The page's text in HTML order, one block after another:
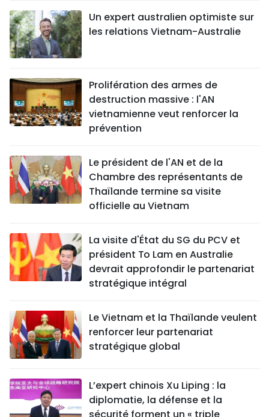
Un expert australien optimiste sur
les relations Vietnam-Australie
Prolifération des armes de
destruction massive : l'AN
vietnamienne veut renforcer la
prévention
Le président de l'AN et de la
Chambre des représentants de
Thaïlande termine sa visite
officielle au Vietnam
La visite d'État du SG du PCV et
président To Lam en Australie
devrait approfondir le partenariat
stratégique intégral
Le Vietnam et la Thaïlande veulent
renforcer leur partenariat
stratégique global
L’expert chinois Xu Liping : la
diplomatie, la défense et la